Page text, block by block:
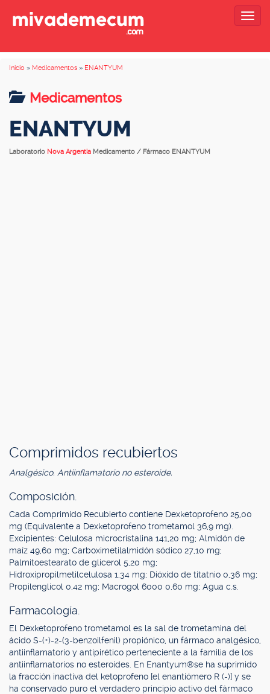
Inicio » Medicamentos » ENANTYUM
Medicamentos
ENANTYUM
Laboratorio Nova Argentia Medicamento / Fármaco ENANTYUM
Comprimidos recubiertos
Analgésico. Antiinflamatorio no esteroide.
Composición.
Cada Comprimido Recubierto contiene Dexketoprofeno 25,00
mg (Equivalente a Dexketoprofeno trometamol 36,9 mg).
Excipientes: Celulosa microcristalina 141,20 mg; Almidón de
maíz 49,60 mg; Carboximetilalmidón sódico 27,10 mg;
Palmitoestearato de glicerol 5,20 mg;
Hidroxipropilmetilcelulosa 1,34 mg; Dióxido de titatnio 0,36 mg;
Propilenglicol 0,42 mg; Macrogol 6000 0,60 mg; Agua c.s.
Farmacología.
El Dexketoprofeno trometamol es la sal de trometamina del
ácido S-(+)-2-(3-benzoilfenil) propiónico, un fármaco analgésico,
antiinflamatorio y antipirético perteneciente a la familia de los
antiinflamatorios no esteroides. En Enantyum®se ha suprimido
la fracción inactiva del ketoprofeno [el enantiómero R (-)] y se
ha conservado puro el verdadero principio activo del fármaco